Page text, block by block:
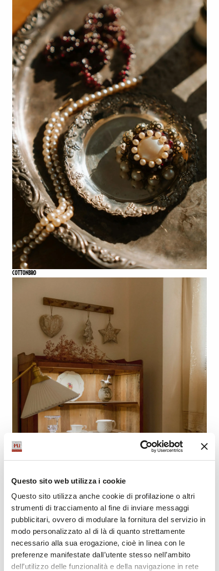
Questo sito web utilizza i cookie
Questo sito utilizza anche cookie di profilazione o altri
strumenti di tracciamento al fine di inviare messaggi
pubblicitari, ovvero di modulare la fornitura del servizio in
modo personalizzato al di là di quanto strettamente
necessario alla sua erogazione, cioè in linea con le
preferenze manifestate dall’utente stesso nell’ambito
dell’utilizzo delle funzionalità e della navigazione in rete
COTTONBRO